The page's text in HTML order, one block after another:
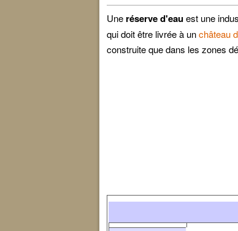
Une réserve d'eauest une
qui doit être livrée à unchâteau
construite que dans les zones